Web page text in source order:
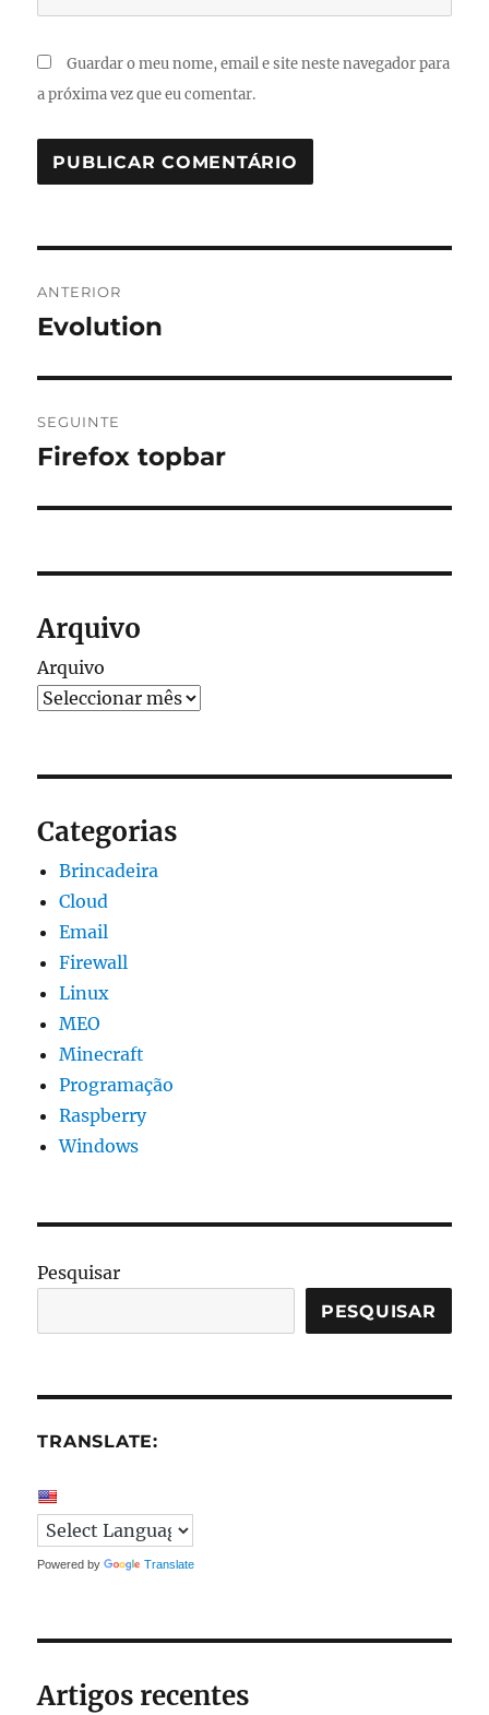
Guardar o meu nome, email e site neste navegador para
a próxima vez que eu comentar.
de
ANTERIOR
Artigo
Evolution
SEGUINTE
Artigo
Firefox topbar
Arquivo
Arquivo
Categorias
Brincadeira
Cloud
Email
Firewall
Linux
MEO
Minecraft
Programação
Raspberry
Windows
Pesquisar
PESQUISAR
TRANSLATE:
Powered by Translate
Artigos recentes